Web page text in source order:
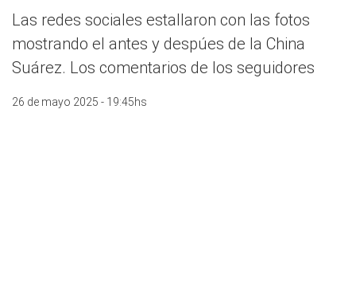
Las redes sociales estallaron con las fotos
mostrando el antes y despúes de la China
Suárez. Los comentarios de los seguidores
26 de mayo 2025 - 19:45hs